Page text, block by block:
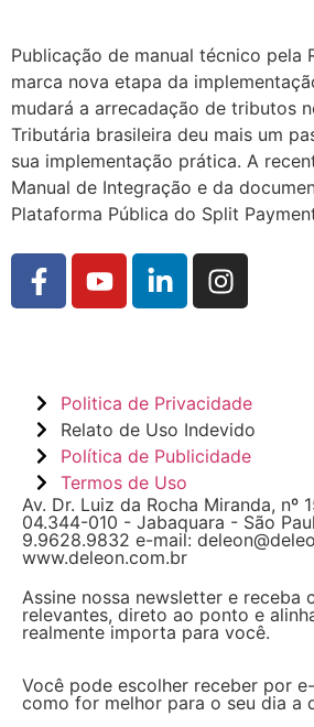
Publicação de manual técnico pela
marca nova etapa da
mudará a arrecadação de tributos
Tributária brasileira deu mais um
sua implementação prática. A
Manual de Integração e da
Plataforma Pública do Split
Politica de Privacidade
Relato de Uso Indevido
Política de Publicidade
Termos de Uso
Av. Dr. Luiz da Rocha Miranda, nº
04.344-010 - Jabaquara - São
9.9628.9832 e-mail:
www.deleon.com.br
Assine nossa newsletter e receba
relevantes, direto ao ponto e
realmente importa para você.
Você pode escolher receber por
como for melhor para o seu dia a